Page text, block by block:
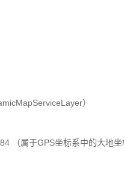
）
（属于GPS坐标系中的大地